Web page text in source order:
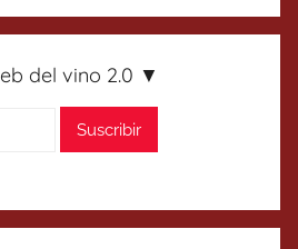
del vino 2.0 ▼